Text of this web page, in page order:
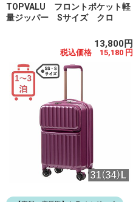
TOPVALU フロントポケット軽
量ジッパー Sサイズ クロ
13,800円
税込価格 15,180 円